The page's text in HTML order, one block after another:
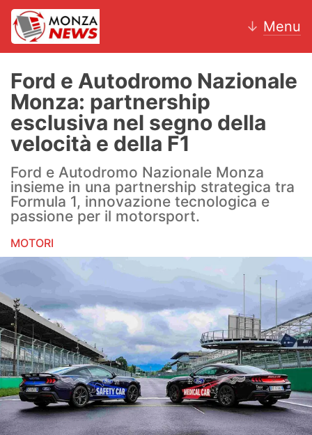
↓ Menu
News
AC Monza
Calcio
Motori
Volley
Altri sport
Hockey
Pallanuoto
Pallamano
Altre
Ford e Autodromo Nazionale
Monza: partnership
esclusiva nel segno della
velocità e della F1
Ford e Autodromo Nazionale Monza
insieme in una partnership strategica tra
Formula 1, innovazione tecnologica e
passione per il motorsport.
MOTORI